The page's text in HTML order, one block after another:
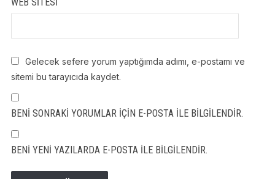
Gelecek sefere yorum yaptığımda adımı, e-postamı ve
sitemi bu tarayıcıda kaydet.
BENI SONRAKI YORUMLAR IÇIN E-POSTA ILE BILGILENDIR.
BENI YENI YAZILARDA E-POSTA ILE BILGILENDIR.